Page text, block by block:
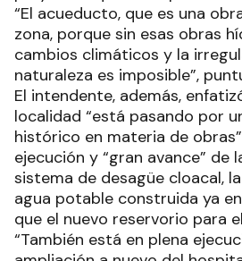
“El acueducto, que es una
zona, porque sin esas obras
cambios climáticos y la
naturaleza es imposible”,
El intendente, además,
localidad “está pasando por
histórico en materia de
ejecución y “gran avance” de
sistema de desagüe cloacal,
agua potable construida ya
que el nuevo reservorio para
“También está en plena